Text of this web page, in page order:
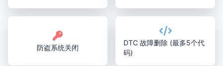
防盗系统关闭
DTC 故障删除 (最多5个代
码)